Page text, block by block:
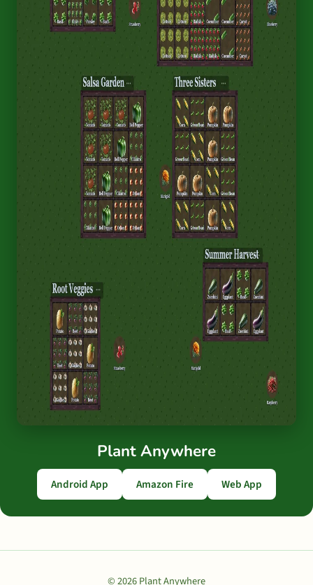
Plant Anywhere
Android App Amazon Fire Web App
© 2026 Plant Anywhere